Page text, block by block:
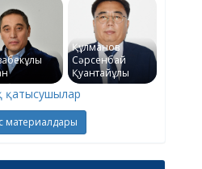
Құлманов
Сәрсенбай
Қуантайұлы
қатысушылар
материалдары